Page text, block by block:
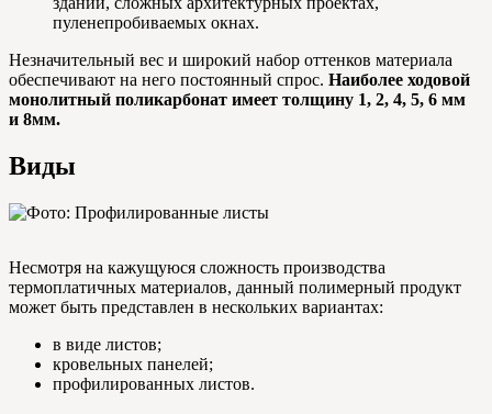
пуленепробиваемых окнах.
Незначительный вес и широкий набор оттенков материала
обеспечивают на него постоянный спрос. Наиболее ходовой
монолитный поликарбонат имеет толщину 1, 2, 4, 5, 6 мм
и 8мм.
Виды
Несмотря на кажущуюся сложность производства
термоплатичных материалов, данный полимерный продукт
может быть представлен в нескольких вариантах:
в виде листов;
кровельных панелей;
профилированных листов.